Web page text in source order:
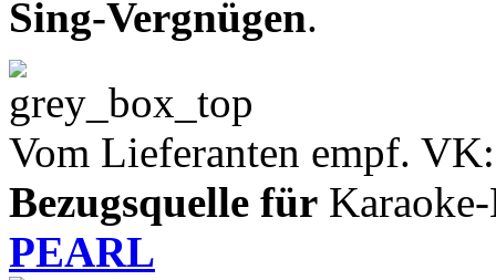
Sing-Vergnügen.
Vom Lieferanten empf.
Bezugsquelle für
PEARL